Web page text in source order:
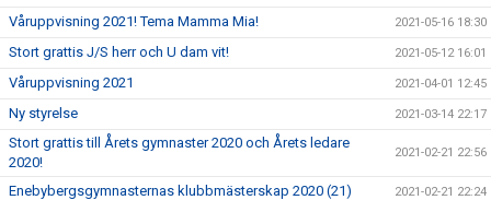
Våruppvisning 2021! Tema Mamma Mia! 2021-05-16 18:30
Stort grattis J/S herr och U dam vit! 2021-05-12 16:01
Våruppvisning 2021 2021-04-01 12:45
Ny styrelse 2021-03-14 22:17
Stort grattis till Årets gymnaster 2020 och Årets ledare
2020!
2021-02-21 22:56
Enebybergsgymnasternas klubbmästerskap 2020 (21) 2021-02-21 22:24